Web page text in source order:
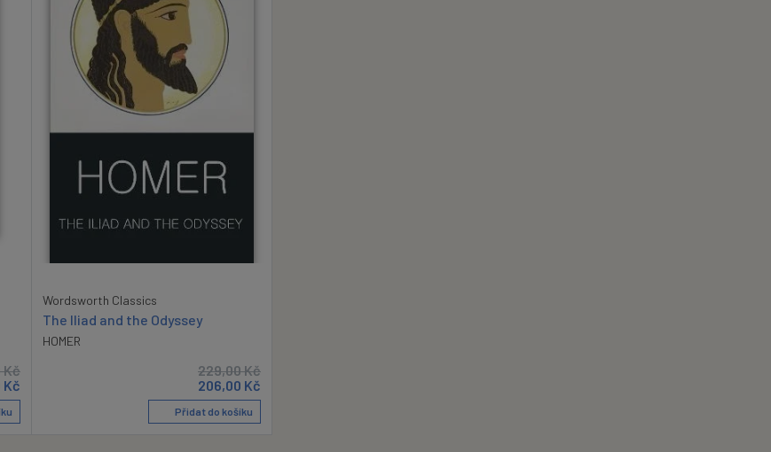
Kč
Kč
Wordsworth Classics
The Iliad and the Odyssey
HOMER
229,00Kč
206,00 Kč
Přidat do košíku